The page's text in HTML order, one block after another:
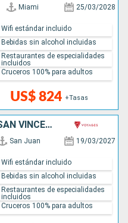
Miami 25/03/2028
US$ 824 +Tasas
Wifi estándar incluido
Bebidas sin alcohol incluidas
Restaurantes de especialidades
incluidos
Cruceros 100% para adultos
PUERTO RICO, BARBADOS, SAN VINCENT Y LAS GRANADINAS, DOMINICA, SAN MARTÍN
San Juan 19/03/2027
Wifi estándar incluido
Bebidas sin alcohol incluidas
Restaurantes de especialidades
incluidos
Cruceros 100% para adultos